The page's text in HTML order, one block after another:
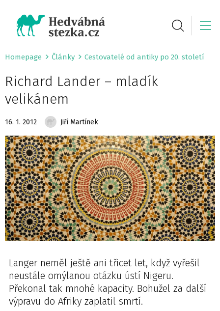
Homepage Články Cestovatelé od antiky po 20. století
Richard Lander – mladík
velikánem
16. 1. 2012 Jiří Martínek
Langer neměl ještě ani třicet let, když vyřešil
neustále omýlanou otázku ústí Nigeru.
Překonal tak mnohé kapacity. Bohužel za další
výpravu do Afriky zaplatil smrtí.